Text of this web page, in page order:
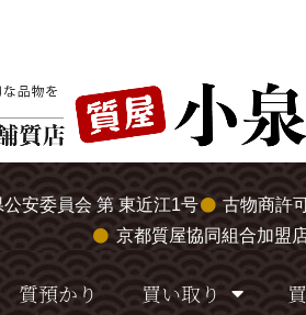
安委員会 第 東近江1号 古物商許
京都質屋協同組合加盟
質預かり 買い取り